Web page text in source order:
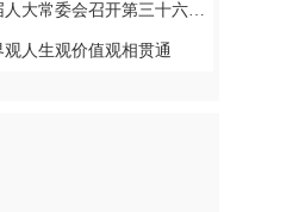
第三十六次会议 决定刘亮为宁乡市人民政府代理市长
人生观价值观相贯通